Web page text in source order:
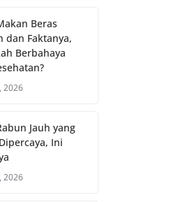
Beras
dan Faktanya,
Berbahaya
2026
Jauh yang
Ini
2026